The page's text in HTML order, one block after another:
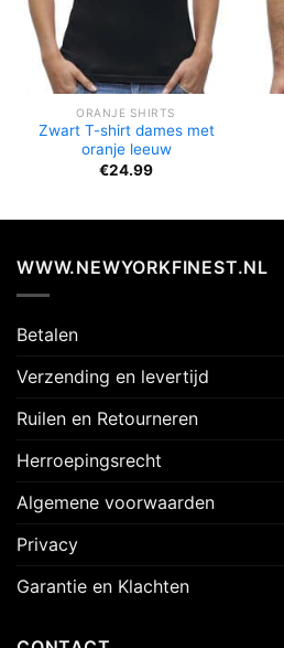
ORANJE SHIRTS
Zwart T-shirt dames met
oranje leeuw
€24.99
WWW.NEWYORKFINEST.NL
Betalen
Verzending en levertijd
Ruilen en Retourneren
Herroepingsrecht
Algemene voorwaarden
Privacy
Garantie en Klachten